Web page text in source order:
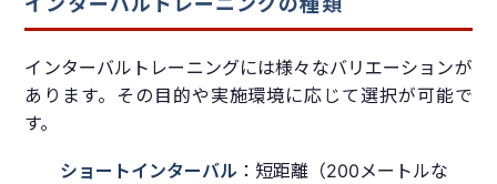
インターバルトレーニングには様々なバリエーションが
あります。その目的や実施環境に応じて選択が可能で
す。
ショートインターバル ：短距離（200メートルな